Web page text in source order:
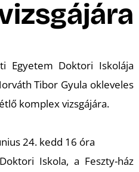
Egyetem Doktori Iskolája
Tibor Gyula okleveles
komplex vizsgájára.
24. kedd 16 óra
Iskola, a Feszty-ház